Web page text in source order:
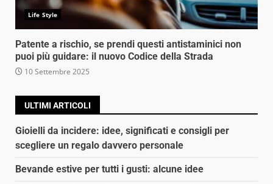
Life Style
Patente a rischio, se prendi questi antistaminici non
puoi più guidare: il nuovo Codice della Strada
10 Settembre 2025
ULTIMI ARTICOLI
Gioielli da incidere: idee, significati e consigli per
scegliere un regalo davvero personale
Bevande estive per tutti i gusti: alcune idee